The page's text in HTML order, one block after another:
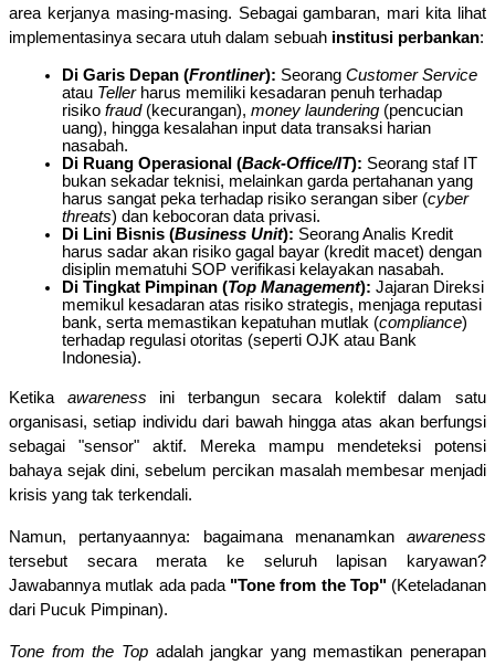
area kerjanya masing-masing. Sebagai gambaran, mari kita lihat
implementasinya secara utuh dalam sebuah institusi perbankan:
Di Garis Depan (Frontliner): Seorang Customer Service
atau Teller harus memiliki kesadaran penuh terhadap
risiko fraud (kecurangan), money laundering (pencucian
uang), hingga kesalahan input data transaksi harian
nasabah.
Di Ruang Operasional (Back-Office/IT): Seorang staf IT
bukan sekadar teknisi, melainkan garda pertahanan yang
harus sangat peka terhadap risiko serangan siber (cyber
threats) dan kebocoran data privasi.
Di Lini Bisnis (Business Unit): Seorang Analis Kredit
harus sadar akan risiko gagal bayar (kredit macet) dengan
disiplin mematuhi SOP verifikasi kelayakan nasabah.
Di Tingkat Pimpinan (Top Management): Jajaran Direksi
memikul kesadaran atas risiko strategis, menjaga reputasi
bank, serta memastikan kepatuhan mutlak (compliance)
terhadap regulasi otoritas (seperti OJK atau Bank
Indonesia).
Ketika awareness ini terbangun secara kolektif dalam satu
organisasi, setiap individu dari bawah hingga atas akan berfungsi
sebagai "sensor" aktif. Mereka mampu mendeteksi potensi
bahaya sejak dini, sebelum percikan masalah membesar menjadi
krisis yang tak terkendali.
Namun, pertanyaannya: bagaimana menanamkan awareness
tersebut secara merata ke seluruh lapisan karyawan?
Jawabannya mutlak ada pada "Tone from the Top" (Keteladanan
dari Pucuk Pimpinan).
Tone from the Top adalah jangkar yang memastikan penerapan